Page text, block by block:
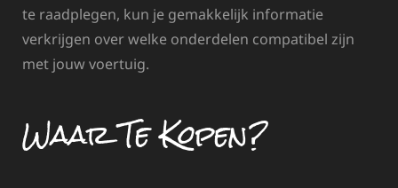
te raadplegen, kun je gemakkelijk informatie
verkrijgen over welke onderdelen compatibel zijn
met jouw voertuig.
Waar Te Kopen?